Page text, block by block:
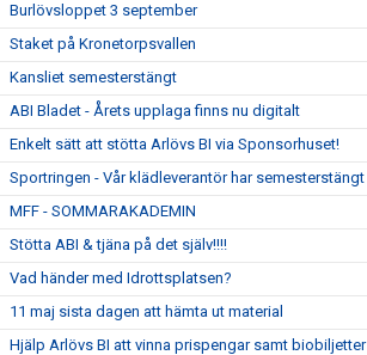
Burlövsloppet 3 september
Staket på Kronetorpsvallen
Kansliet semesterstängt
ABI Bladet - Årets upplaga finns nu digitalt
Enkelt sätt att stötta Arlövs BI via Sponsorhuset!
Sportringen - Vår klädleverantör har semesterstängt
MFF - SOMMARAKADEMIN
Stötta ABI & tjäna på det själv!!!!
Vad händer med Idrottsplatsen?
11 maj sista dagen att hämta ut material
Hjälp Arlövs BI att vinna prispengar samt biobiljetter